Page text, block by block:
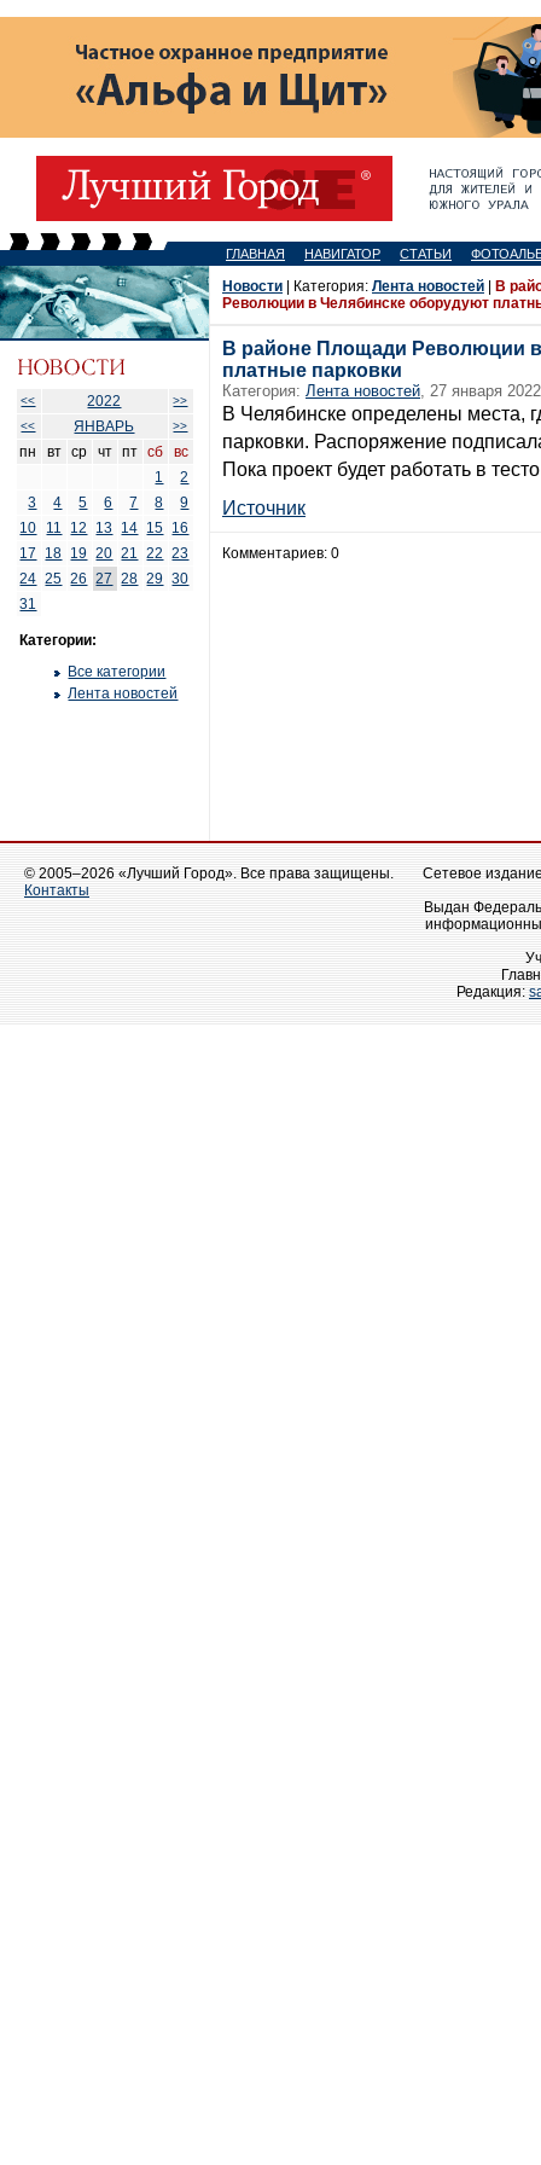
ГЛАВНАЯ НАВИГАТОР СТАТЬИ
<< 2022
>>
<<
ЯНВАРЬ >>
пн вт ср чт пт сб
вс
1
2
3
4 5 6 7 8
9
10
11 12 13 14 15 16
17
18 19 20 21 22
23
24 25 26 27 28 29 30
31
Категории:
Все категории
Лента новостей
Новости | Категория: Лента новостей
В
Революции в Челябинске оборудуют
В районе Площади Революции
платные парковки
Категория: Лента новостей, 27 января
В Челябинске определены места,
парковки. Распоряжение
Пока проект будет работать в
Источник
Комментариев: 0
© 2005–2026 «Лучший Город». Все права защищены.
Контакты
Сетевое
Выдан
Редакция: